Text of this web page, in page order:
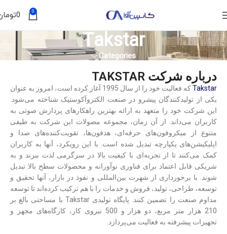
0
0
Takstar
Categories
درباره شرکت TAKSTAR
Takstar
که فعالیت خود را از سال 1995 آغاز کرده است، امروز به عنوان
یکی از تولیدکنندگان پیشرو در صنعت الکتروآکوستیک شناخته می‌شود.
این شرکت خود را متعهد به ارائه بهترین راهکارهای پردازش صوتی به
کاربران می‎‌داند. از آن زمان، مجموعه مصولات این شرکت به طیفی
متنوع از میکروفون‌های حرفه‌ای، هدفون‌ها، تقویت‌کننده‌های صدا و
اپلیکیشن‌های یکپارچه تبدیل شده است. با این رویکرد، آنها به کاربران
کمک می‌کنند تا از تجربه‌ای با کیفیت بالا در سرگرمی لذت ببرند و به
شریکی قابل اعتماد برای فناوری نوآورانه و محصولات سطح بالا تبدیل
شوند. با برخورداری از شهرت بین‌المللی و نفوذ در بازار، آنها تحقیق و
توسعه، طراحی، تولید، فروش و خدمات را با هم ترکیب کرده‌اند تا توسعه
مداوم صنعت را تضمین کنند. پایگاه تولیدی Takstar با مساحتی بالغ بر
210 هزار متر مربع، دو هزار و 500 نیروی کار، کارگاه‌های مجهز و
تجهیزات پیشرفته به فعالیت می‌پردازد.